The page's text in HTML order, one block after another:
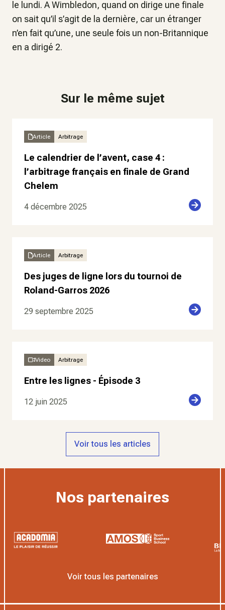
le lundi. A Wimbledon, quand on dirige une finale
on sait qu’il s’agit de la dernière, car un étranger
n’en fait qu’une, une seule fois un non-Britannique
en a dirigé 2.
Sur le même sujet
Article Arbitrage
Le calendrier de l’avent, case 4 :
l’arbitrage français en finale de Grand
Chelem
4 décembre 2025
Article Arbitrage
Des juges de ligne lors du tournoi de
Roland-Garros 2026
29 septembre 2025
Video Arbitrage
Entre les lignes - Épisode 3
12 juin 2025
Voir tous les articles
Nos partenaires
Voir tous les partenaires